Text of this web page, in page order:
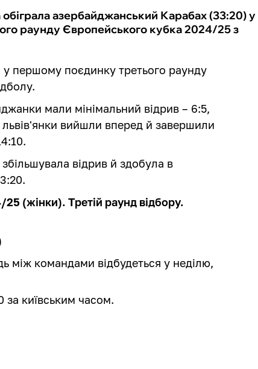
обіграла азербайджанський Карабах (33:20) у
раунду Європейського кубка 2024/25 з
першому поєдинку третього раунду
мали мінімальний відрив – 6:5,
вийшли вперед й завершили
відрив й здобула в
(жінки). Третій раунд відбору.
між командами відбудеться у неділю,
за київським часом.